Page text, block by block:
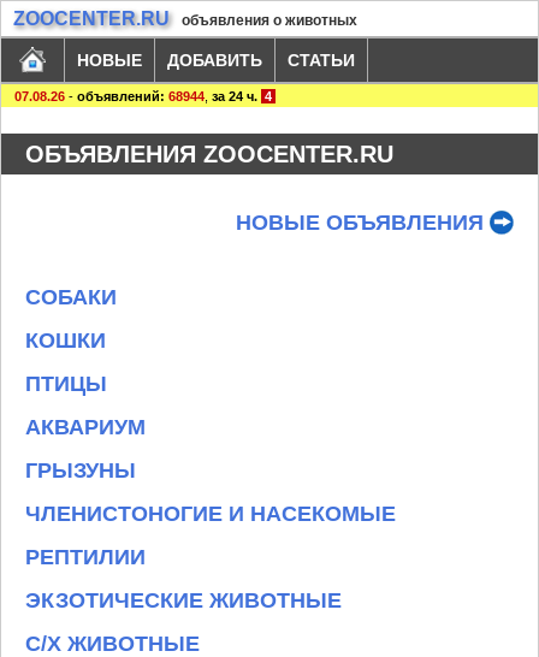
ZOOCENTER.RU объявления о животных
НОВЫЕ ДОБАВИТЬ СТАТЬИ
07.08.26 - объявлений: 68944 за 24 ч. 4
ОБЪЯВЛЕНИЯ ZOOCENTER.RU
НОВЫЕ ОБЪЯВЛЕНИЯ
СОБАКИ
КОШКИ
ПТИЦЫ
АКВАРИУМ
ГРЫЗУНЫ
ЧЛЕНИСТОНОГИЕ И НАСЕКОМЫЕ
РЕПТИЛИИ
ЭКЗОТИЧЕСКИЕ ЖИВОТНЫЕ
С/Х ЖИВОТНЫЕ